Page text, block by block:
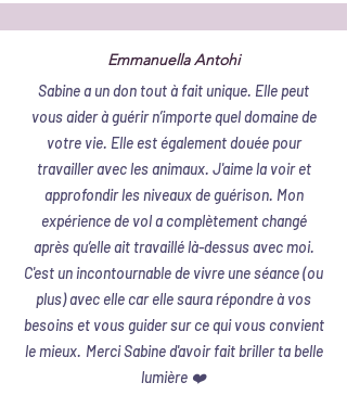
Emmanuella Antohi
Sabine a un don tout à fait unique. Elle peut
vous aider à guérir n’importe quel domaine de
votre vie. Elle est également douée pour
travailler avec les animaux. J'aime la voir et
approfondir les niveaux de guérison. Mon
expérience de vol a complètement changé
après qu’elle ait travaillé là-dessus avec moi.
C'est un incontournable de vivre une séance (ou
plus) avec elle car elle saura répondre à vos
besoins et vous guider sur ce qui vous convient
le mieux. Merci Sabine d'avoir fait briller ta belle
lumière ❤️